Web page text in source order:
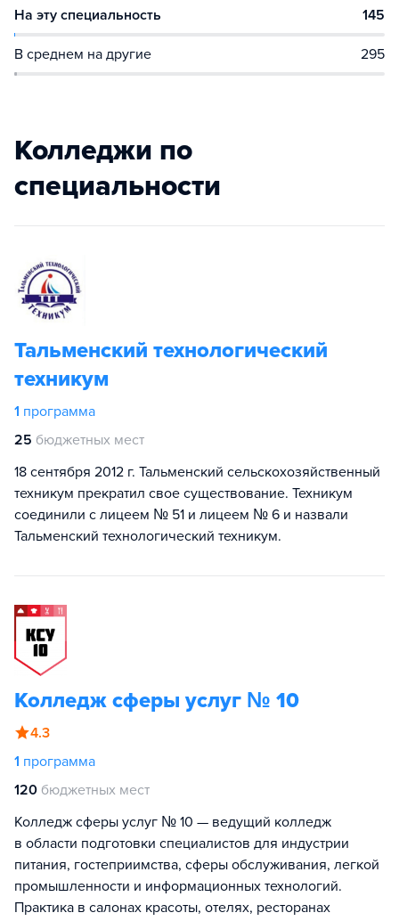
На эту специальность 145
В среднем на другие 295
Колледжи по
специальности
Тальменский технологический
техникум
1 программа
25 бюджетных мест
18 сентября 2012 г. Тальменский сельскохозяйственный
техникум прекратил свое существование. Техникум
соединили с лицеем № 51 и лицеем № 6 и назвали
Тальменский технологический техникум.
Колледж сферы услуг № 10
4.3
1 программа
120 бюджетных мест
Колледж сферы услуг № 10 — ведущий колледж
в области подготовки специалистов для индустрии
питания, гостеприимства, сферы обслуживания, легкой
промышленности и информационных технологий.
Практика в салонах красоты, отелях, ресторанах